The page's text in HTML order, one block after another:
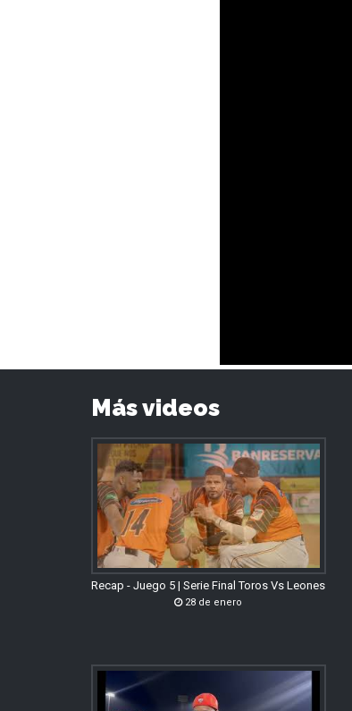
Más videos
Recap - Juego 5 | Serie Final Toros Vs Leones
28 de enero